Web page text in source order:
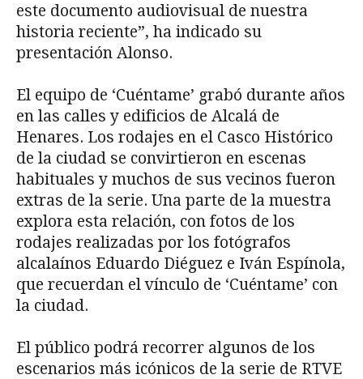
este documento audiovisual de nuestra
historia reciente”, ha indicado su
presentación Alonso.
El equipo de ‘Cuéntame’ grabó durante años
en las calles y edificios de Alcalá de
Henares. Los rodajes en el Casco Histórico
de la ciudad se convirtieron en escenas
habituales y muchos de sus vecinos fueron
extras de la serie. Una parte de la muestra
explora esta relación, con fotos de los
rodajes realizadas por los fotógrafos
alcalaínos Eduardo Diéguez e Iván Espínola,
que recuerdan el vínculo de ‘Cuéntame’ con
la ciudad.
El público podrá recorrer algunos de los
escenarios más icónicos de la serie de RTVE